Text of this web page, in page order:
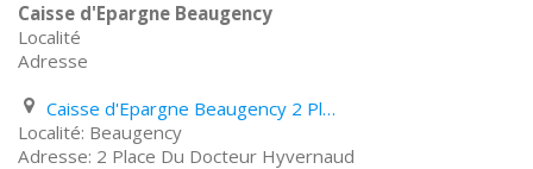
Caisse d'Epargne Beaugency
Localité
Adresse
Caisse d'Epargne Beaugency 2 Place Du Docteur Hyvernaud
Beaugency
2 Place Du Docteur Hyvernaud